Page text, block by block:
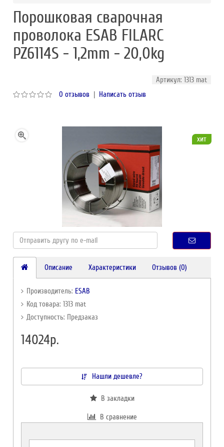
Порошковая сварочная
проволока ESAB FILARC
PZ6114S - 1,2mm - 20,0kg
Артикул: 1313 mat
0 отзывов | Написать отзыв
хит
Описание Характеристики Отзывов (0)
Производитель: ESAB
Код товара: 1313 mat
Доступность: Предзаказ
14024р.
Нашли дешевле?
В закладки
В сравнение